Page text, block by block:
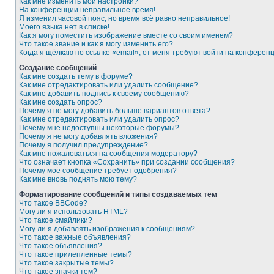
На конференции неправильное время!
Я изменил часовой пояс, но время всё равно неправильное!
Моего языка нет в списке!
Как я могу поместить изображение вместе со своим именем?
Что такое звание и как я могу изменить его?
Когда я щёлкаю по ссылке «email», от меня требуют войти на
Создание сообщений
Как мне создать тему в форуме?
Как мне отредактировать или удалить сообщение?
Как мне добавить подпись к своему сообщению?
Как мне создать опрос?
Почему я не могу добавить больше вариантов ответа?
Как мне отредактировать или удалить опрос?
Почему мне недоступны некоторые форумы?
Почему я не могу добавлять вложения?
Почему я получил предупреждение?
Как мне пожаловаться на сообщения модератору?
Что означает кнопка «Сохранить» при создании сообщения?
Почему моё сообщение требует одобрения?
Как мне вновь поднять мою тему?
Форматирование сообщений и типы создаваемых тем
Что такое BBCode?
Могу ли я использовать HTML?
Что такое смайлики?
Могу ли я добавлять изображения к сообщениям?
Что такое важные объявления?
Что такое объявления?
Что такое прилепленные темы?
Что такое закрытые темы?
Что такое значки тем?